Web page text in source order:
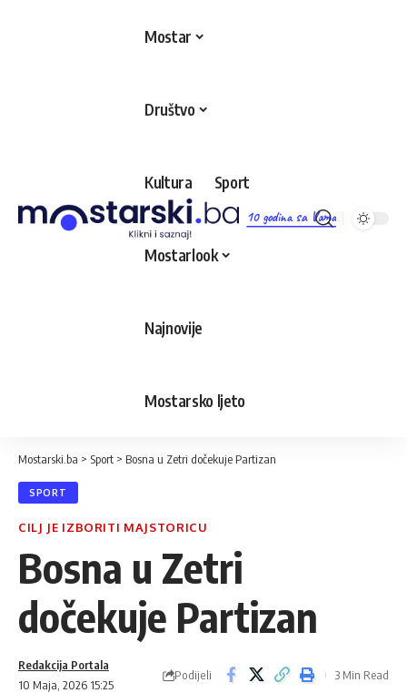
10 godina sa Vama
Mostar
Društvo
Kultura Sport
Mostarlook
Najnovije
Mostarsko ljeto
Mostarski.ba > Sport > Bosna u Zetri dočekuje Partizan
SPORT
CILJ JE IZBORITI MAJSTORICU
Bosna u Zetri
dočekuje Partizan
10 Maja, 2026 15:25
Redakcija Portala
Podijeli 3 Min Read